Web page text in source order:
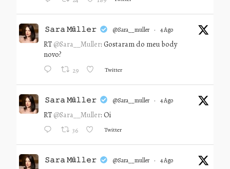
𝚂𝚊𝚛𝚊 𝙼ü𝚕𝚕𝚎𝚛 @sara__muller · 4 Ago
RT @Sara__Muller: Gostaram do meu body
novo?
29 Twitter
𝚂𝚊𝚛𝚊 𝙼ü𝚕𝚕𝚎𝚛 @sara__muller · 4 Ago
RT @Sara__Muller: Oi
36 Twitter
𝚂𝚊𝚛𝚊 𝙼ü𝚕𝚕𝚎𝚛 @sara__muller · 4 Ago